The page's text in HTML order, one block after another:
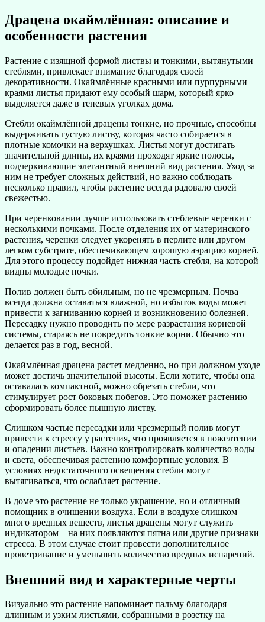
Драцена окаймлённая: описание и
особенности растения
Растение с изящной формой листвы и тонкими, вытянутыми
стеблями, привлекает внимание благодаря своей
декоративности. Окаймлённые красными или пурпурными
краями листья придают ему особый шарм, который ярко
выделяется даже в теневых уголках дома.
Стебли окаймлённой драцены тонкие, но прочные, способны
выдерживать густую листву, которая часто собирается в
плотные комочки на верхушках. Листья могут достигать
значительной длины, их краями проходят яркие полосы,
подчеркивающие элегантный внешний вид растения. Уход за
ним не требует сложных действий, но важно соблюдать
несколько правил, чтобы растение всегда радовало своей
свежестью.
При черенковании лучше использовать стеблевые черенки с
несколькими почками. После отделения их от материнского
растения, черенки следует укоренять в перлите или другом
легком субстрате, обеспечивающем хорошую аэрацию корней.
Для этого процессу подойдет нижняя часть стебля, на которой
видны молодые почки.
Полив должен быть обильным, но не чрезмерным. Почва
всегда должна оставаться влажной, но избыток воды может
привести к загниванию корней и возникновению болезней.
Пересадку нужно проводить по мере разрастания корневой
системы, стараясь не повредить тонкие корни. Обычно это
делается раз в год, весной.
Окаймлённая драцена растет медленно, но при должном уходе
может достичь значительной высоты. Если хотите, чтобы она
оставалась компактной, можно обрезать стебли, что
стимулирует рост боковых побегов. Это поможет растению
сформировать более пышную листву.
Слишком частые пересадки или чрезмерный полив могут
привести к стрессу у растения, что проявляется в пожелтении
и опадении листьев. Важно контролировать количество воды
и света, обеспечивая растению комфортные условия. В
условиях недостаточного освещения стебли могут
вытягиваться, что ослабляет растение.
В доме это растение не только украшение, но и отличный
помощник в очищении воздуха. Если в воздухе слишком
много вредных веществ, листья драцены могут служить
индикатором – на них появляются пятна или другие признаки
стресса. В этом случае стоит провести дополнительное
проветривание и уменьшить количество вредных испарений.
Внешний вид и характерные черты
Визуально это растение напоминает пальму благодаря
длинным и узким листьями, собранными в розетку на